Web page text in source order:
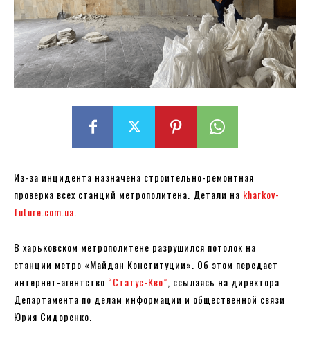
Из-за инцидента назначена строительно-ремонтная
проверка всех станций метрополитена. Детали на kharkov-
future.com.ua
В харьковском метрополитене разрушился потолок на
станции метро «Майдан Конституции». Об этом передает
интернет-агентство “Статус-Кво” , ссылаясь на директора
Департамента по делам информации и общественной связи
Юрия Сидоренко.